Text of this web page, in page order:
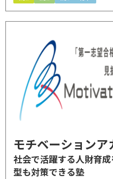
モチベーションア
社会で活躍する人財育
型も対策できる塾